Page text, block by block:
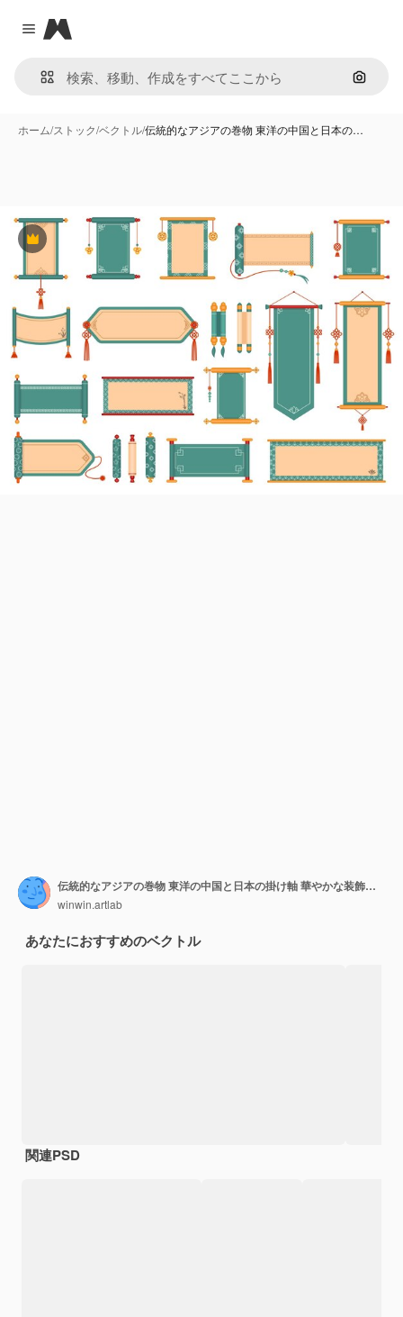
Close menu
Magnific
画像で
ホーム/ストック/ベクトル/伝統的なアジアの巻物 東洋の中国と日本の…
Premium
伝統的なアジアの巻物 東洋の中国と日本の掛け軸 華やかな装飾的な書道紙フレーム ベクター セット
winwin.artlab
あなたにおすすめのベクトル
関連PSD